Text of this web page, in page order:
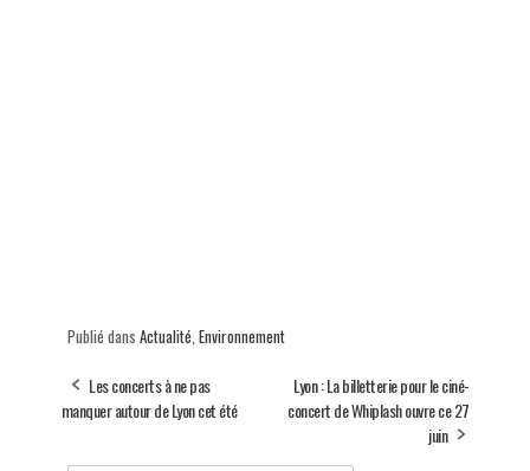
Publié dans Actualité Environnement
Les concerts à ne pas
manquer autour de Lyon cet été
Lyon : La billetterie pour le ciné-
concert de Whiplash ouvre ce 27
juin